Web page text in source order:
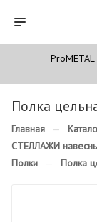
Полка
Главная —
СТЕЛЛАЖИ
Полки — Полка